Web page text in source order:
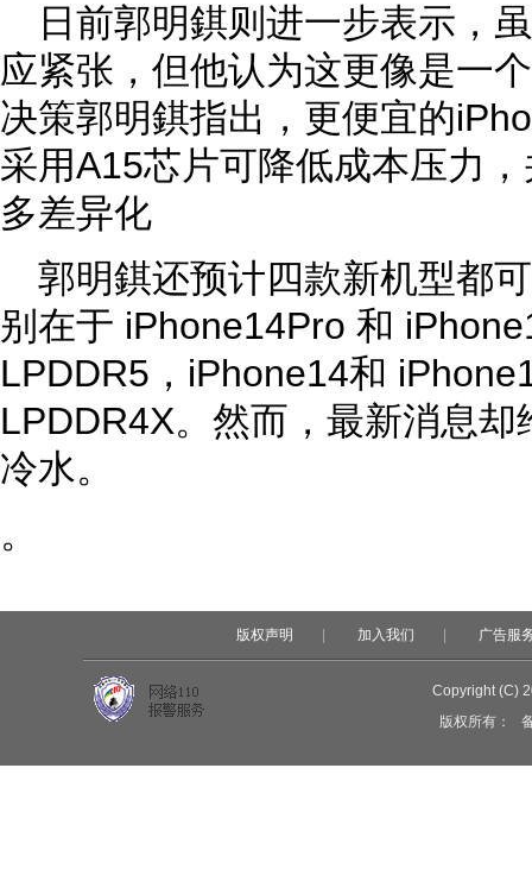
日前郭明錤则进一步表示，
应紧张，但他认为这更像是一
决策郭明錤指出，更便宜的
采用A15芯片可降低成本压力
多差异化
郭明錤还预计四款新机型都
别在于 iPhone14Pro 和
LPDDR5，iPhone14和
LPDDR4X。然而，最新消息
冷水。
。
版权声明 加入我们 广告服
Copyright (C)
版权所有：